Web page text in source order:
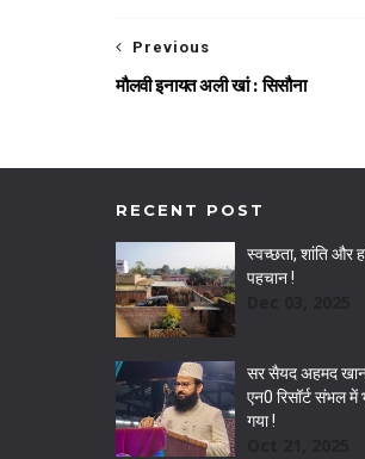
Previous
मौलवी इनायत अली खां : सिसौना
RECENT POST
स्वच्छता, शांति और
पहचान !
सर सैयद अहमद
एन0 रिसॉर्ट संभल में
गया !